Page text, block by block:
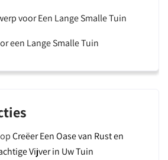
voor Een Lange Smalle Tuin
een Lange Smalle Tuin
opCreëer Een Oase van Rust en
Vijver in Uw Tuin